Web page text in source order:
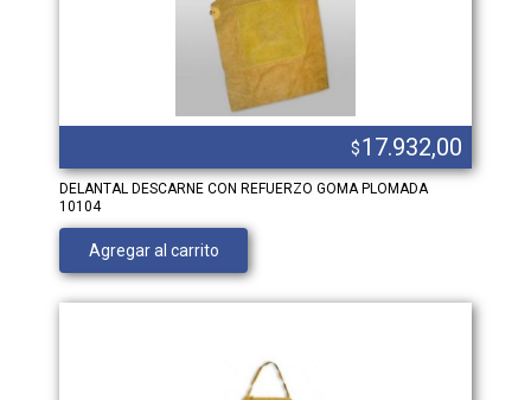
$17.932,00
DELANTAL DESCARNE CON REFUERZO GOMA PLOMADA
10104
Agregar al carrito